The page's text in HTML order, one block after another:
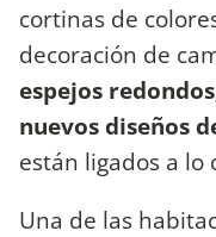
cortinas de
decoración de
espejos
nuevos diseños
están ligados a
Una de las